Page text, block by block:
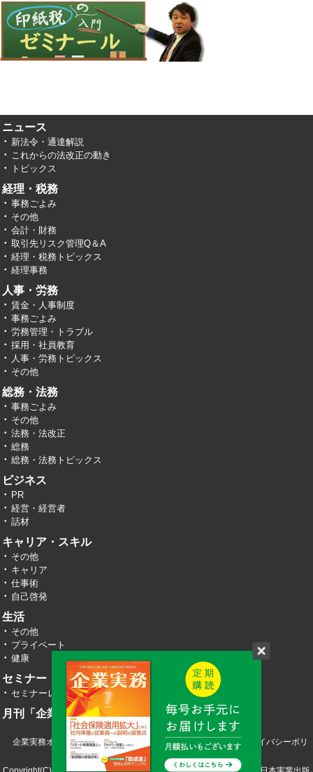
ニュース
新法令・通達解説
これからの法改正の動き
トピックス
経理・税務
事務ごよみ
その他
会計・財務
取引先リスク管理Q＆A
経理・税務トピックス
経理事務
人事・労務
賃金・人事制度
事務ごよみ
労務管理・トラブル
採用・社員教育
人事・労務トピックス
その他
総務・法務
事務ごよみ
その他
法務・法改正
総務
総務・法務トピックス
ビジネス
PR
経営・経営者
話材
キャリア・スキル
その他
キャリア
仕事術
自己啓発
生活
その他
プライベート
健康
セミナー・イベント
セミナーレポート
月刊「企業実務」
企業実務オンライン TOP 運営会社 お問い合わせ
プライバシーポリ